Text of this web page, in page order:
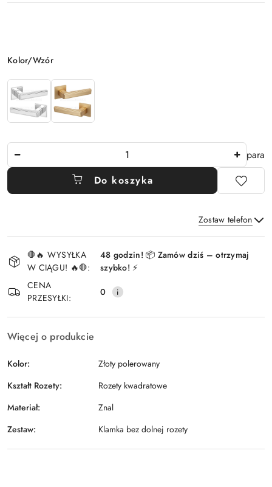
Wariant
Kolor/Wzór
para
Do koszyka
Zostaw telefon
Wyślij
i
dostawa
🛑🔥 WYSYŁKA
W CIĄGU! 🔥🛑:
48 godzin! 📦 Zamów dziś – otrzymaj
szybko! ⚡
CENA
PRZESYŁKI:
0
Więcej o produkcie
Kolor:
Złoty polerowany
Kształt Rozety:
Rozety kwadratowe
Materiał:
Znal
Zestaw:
Klamka bez dolnej rozety